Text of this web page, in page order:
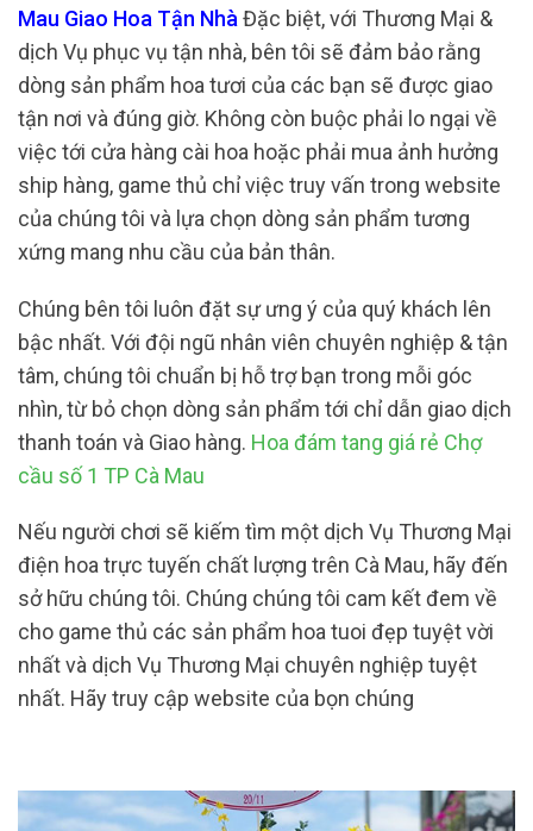
Mau Giao Hoa Tận Nhà Đặc biệt, với Thương Mại &
dịch Vụ phục vụ tận nhà, bên tôi sẽ đảm bảo rằng
dòng sản phẩm hoa tươi của các bạn sẽ được giao
tận nơi và đúng giờ. Không còn buộc phải lo ngại về
việc tới cửa hàng cài hoa hoặc phải mua ảnh hưởng
ship hàng, game thủ chỉ việc truy vấn trong website
của chúng tôi và lựa chọn dòng sản phẩm tương
xứng mang nhu cầu của bản thân.
Chúng bên tôi luôn đặt sự ưng ý của quý khách lên
bậc nhất. Với đội ngũ nhân viên chuyên nghiệp & tận
tâm, chúng tôi chuẩn bị hỗ trợ bạn trong mỗi góc
nhìn, từ bỏ chọn dòng sản phẩm tới chỉ dẫn giao dịch
thanh toán và Giao hàng. Hoa đám tang giá rẻ Chợ
cầu số 1 TP Cà Mau
Nếu người chơi sẽ kiếm tìm một dịch Vụ Thương Mại
điện hoa trực tuyến chất lượng trên Cà Mau, hãy đến
sở hữu chúng tôi. Chúng chúng tôi cam kết đem về
cho game thủ các sản phẩm hoa tuoi đẹp tuyệt vời
nhất và dịch Vụ Thương Mại chuyên nghiệp tuyệt
nhất. Hãy truy cập website của bọn chúng